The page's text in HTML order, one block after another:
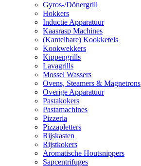
Gyros-/Dönergrill
Hokkers
Inductie Apparatuur
Kaasrasp Machines
(Kantelbare) Kookketels
Kookwekkers
Kippengrills
Lavagrills
Mossel Wassers
Ovens, Steamers & Magnetrons
Overige Apparatuur
Pastakokers
Pastamachines
Pizzeria
Pizzapletters
Rijskasten
Rijstkokers
Aromatische Houtsnippers
Sapcentrifuges